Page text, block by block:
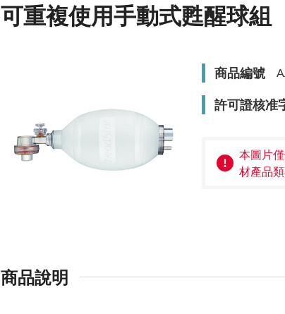
可重複使用手動式甦醒球組
商品編號
許可證核准
本圖片
材產品
商品說明